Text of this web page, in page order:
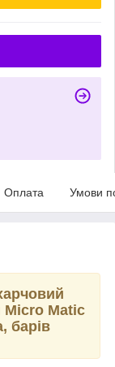
Оплата Умови
Micro Matic
барів